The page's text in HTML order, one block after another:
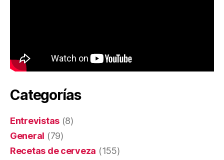
Categorías
Entrevistas (8)
General (79)
Recetas de cerveza (155)